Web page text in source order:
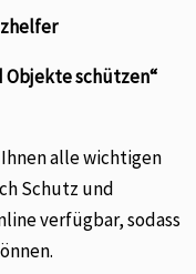
Objekte schützen“
alle wichtigen
Schutz und
verfügbar, sodass